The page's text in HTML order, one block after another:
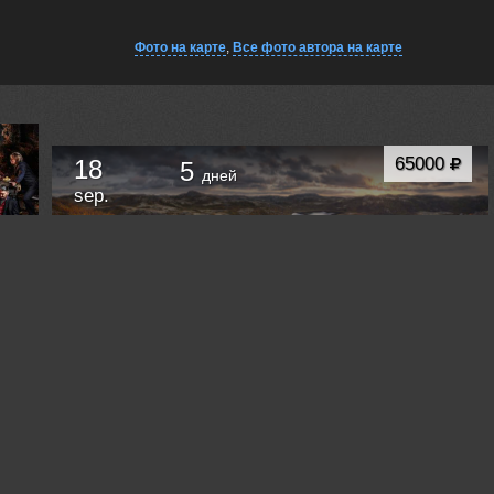
Фото на карте, Все фото автора на карте
65000
18
sep.
5 дней